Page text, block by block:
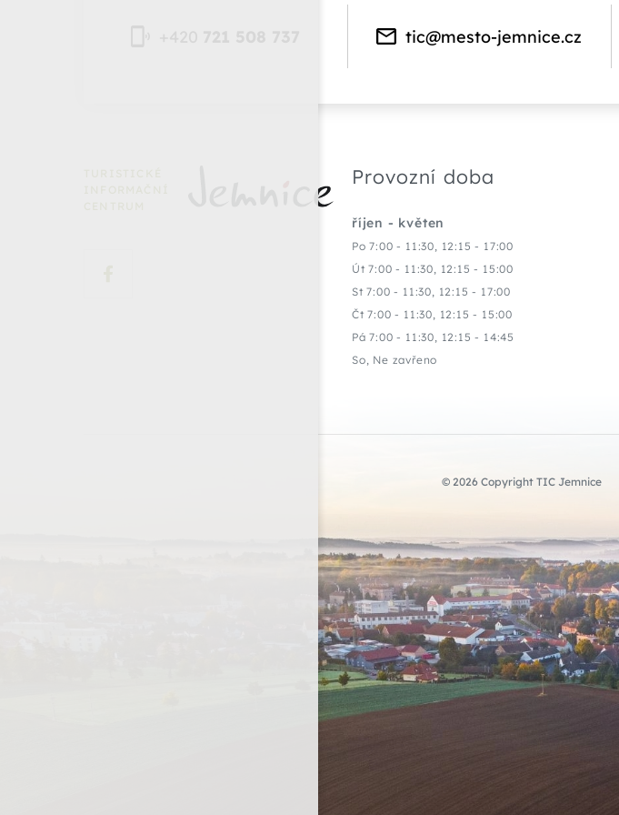
tic@mesto-jemnice.cz
Provozní doba
říjen - květen
Po 7:00 - 11:30, 12:15 - 17:00
Út 7:00 - 11:30, 12:15 - 15:00
St 7:00 - 11:30, 12:15 - 17:00
Čt 7:00 - 11:30, 12:15 - 15:00
Pá 7:00 - 11:30, 12:15 - 14:45
So, Ne zavřeno
© 2026 Copyright TIC Jemnice